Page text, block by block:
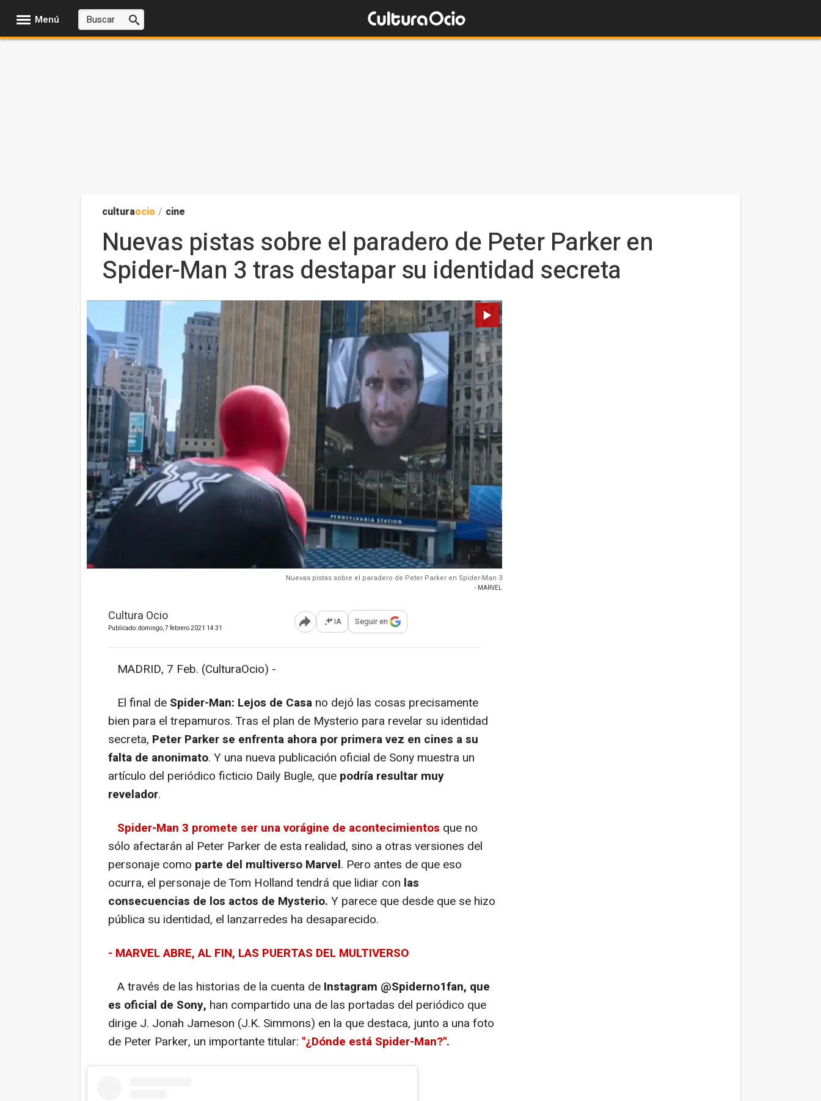
Menú
culturaocio / cine
Nuevas pistas sobre el paradero de Peter Parker en
Spider-Man 3 tras destapar su identidad secreta
Nuevas pistas sobre el paradero de Peter Parker en Spider-Man 3
- MARVEL
Cultura Ocio
Publicado: domingo, 7 febrero 2021 14:31 Abrir opciones para compartir
IA Seguir en
MADRID, 7 Feb. (CulturaOcio) -
El final de Spider-Man: Lejos de Casa no dejó las cosas precisamente
bien para el trepamuros. Tras el plan de Mysterio para revelar su identidad
secreta, Peter Parker se enfrenta ahora por primera vez en cines a su
falta de anonimato. Y una nueva publicación oficial de Sony muestra un
artículo del periódico ficticio Daily Bugle, que podría resultar muy
revelador.
Spider-Man 3 promete ser una vorágine de acontecimientos que no
sólo afectarán al Peter Parker de esta realidad, sino a otras versiones del
personaje como parte del multiverso Marvel. Pero antes de que eso
ocurra, el personaje de Tom Holland tendrá que lidiar con las
consecuencias de los actos de Mysterio. Y parece que desde que se hizo
pública su identidad, el lanzarredes ha desaparecido.
- MARVEL ABRE, AL FIN, LAS PUERTAS DEL MULTIVERSO
A través de las historias de la cuenta de Instagram @Spiderno1fan, que
es oficial de Sony, han compartido una de las portadas del periódico que
dirige J. Jonah Jameson (J.K. Simmons) en la que destaca, junto a una foto
de Peter Parker, un importante titular: "¿Dónde está Spider-Man?".